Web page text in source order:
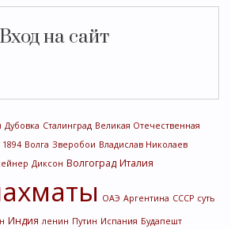
Вход на сайт
Дубовка Сталинград Великая Отечественная
1894 Волга Зверобои Владислав Николаев
Диксон Волгоград Италия
ОАЭ Аргентина СССР суть
Индия ленин Путин Испания Будапешт